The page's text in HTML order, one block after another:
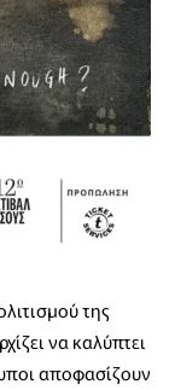
της
να καλύπτει
αποφασίζουν